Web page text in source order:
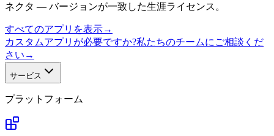
ネクタ — バージョンが一致した生涯ライセンス。
すべてのアプリを表示→
カスタムアプリが必要ですか?私たちのチームにご相談くだ
さい →
サービス
プラットフォーム